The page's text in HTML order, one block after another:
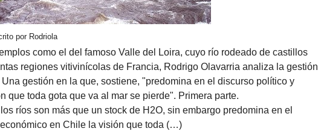
por Rodriola
como el del famoso Valle del Loira, cuyo río rodeado de castillos
regiones vitivinícolas de Francia, Rodrigo Olavarria analiza la gestión
gestión en la que, sostiene, "predomina en el discurso político y
que toda gota que va al mar se pierde". Primera parte.
ríos son más que un stock de H2O, sin embargo predomina en el
en Chile la visión que toda (…)